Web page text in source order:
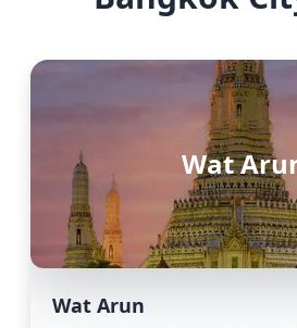
Wat
Wat Arun